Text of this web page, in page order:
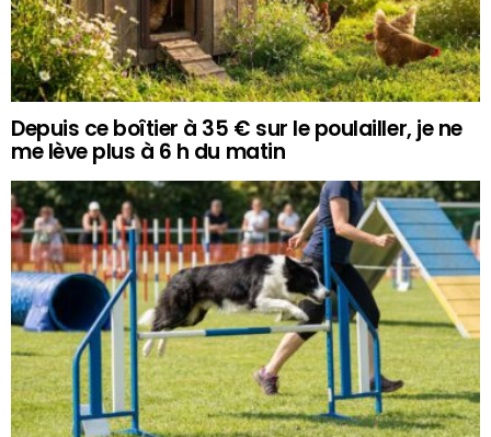
Depuis ce boîtier à 35 € sur le poulailler, je ne
me lève plus à 6 h du matin